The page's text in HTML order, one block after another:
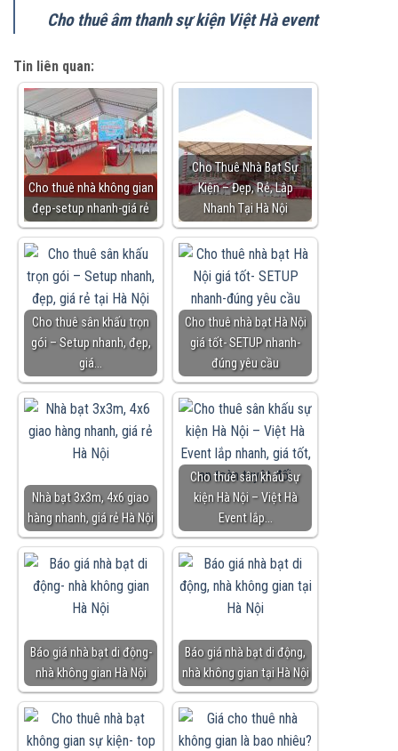
Cho thuê âm thanh sự kiện Việt Hà event
Tin liên quan:
Cho thuê nhà không gian
đẹp-setup nhanh-giá rẻ
Cho Thuê Nhà Bạt Sự
Kiện – Đẹp, Rẻ, Lắp
Nhanh Tại Hà Nội
Cho thuê sân khấu trọn
gói – Setup nhanh, đẹp,
giá…
Cho thuê nhà bạt Hà Nội
giá tốt- SETUP nhanh-
đúng yêu cầu
Nhà bạt 3x3m, 4x6 giao
hàng nhanh, giá rẻ Hà Nội
Cho thuê sân khấu sự
kiện Hà Nội – Việt Hà
Event lắp…
Báo giá nhà bạt di động-
nhà không gian Hà Nội
Báo giá nhà bạt di động,
nhà không gian tại Hà Nội